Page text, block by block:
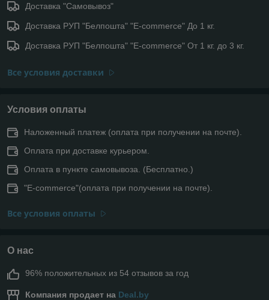
Доставка "Самовывоз"
Доставка РУП "Белпошта" "E-commerce" До 1 кг.
Доставка РУП "Белпошта" "E-commerce" От 1 кг. до 3 кг.
Все условия доставки
Условия оплаты
Наложенный платеж (оплата при получении на почте).
Оплата при доставке курьером.
Оплата в пункте самовывоза. (Бесплатно.)
"E-commerce"(оплата при получении на почте).
Все условия оплаты
О нас
96% положительных из 54 отзывов за год
Компания продает на Deal.by